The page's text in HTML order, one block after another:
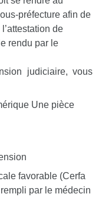
préfecture afin de
de
rendu par le
judiciaire, vous
Une pièce
favorable (Cerfa
par le médecin